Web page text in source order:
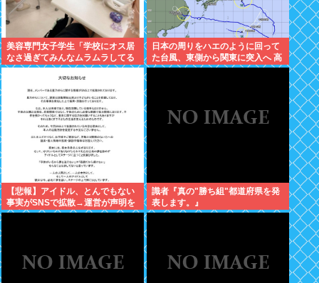
美容専門女子学生「学校にオス居
なさ過ぎてみんなムラムラしてる
」
日本の周りをハエのように回って
た台風、東側から関東に突入へ 高
市
【悲報】アイドル、とんでもない
事実がSNSで拡散→運営が声明を
発表www
識者『真の"勝ち組"都道府県を発
表します。』